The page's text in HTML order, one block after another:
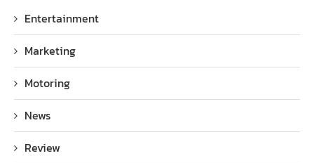
Entertainment
Marketing
Motoring
News
Review